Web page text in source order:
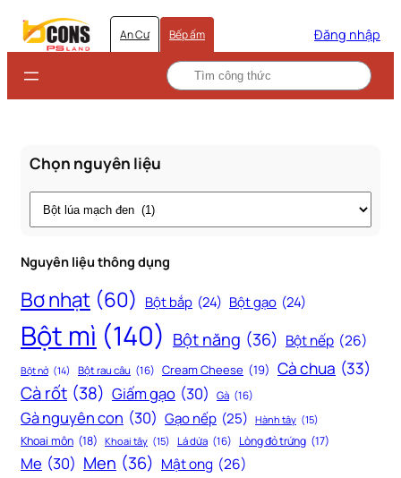
An Cư Bếp ấm Đăng nhập
Chọn nguyên liệu
Thẻ
Nguyên liệu thông dụng
Bơ nhạt (60) Bột bắp (24) Bột gạo (24)
Bột mì (140) Bột năng (36) Bột nếp (26)
Bột nở (14) Bột rau câu (16) Cream Cheese (19) Cà chua (33)
Cà rốt (38) Giấm gạo (30) Gà (16)
Gà nguyên con (30) Gạo nếp (25) Hành tây (15)
Khoai môn (18) Khoai tây (15) Lá dứa (16) Lòng đỏ trứng (17)
Me (30) Men (36) Mật ong (26)